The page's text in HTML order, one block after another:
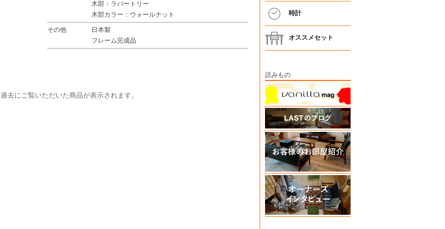
木部：ラバートリー
木部カラー：ウォールナット
その他
日本製
フレーム完成品
過去にご覧いただいた商品が表示されます。
時計
オススメセット
読みもの